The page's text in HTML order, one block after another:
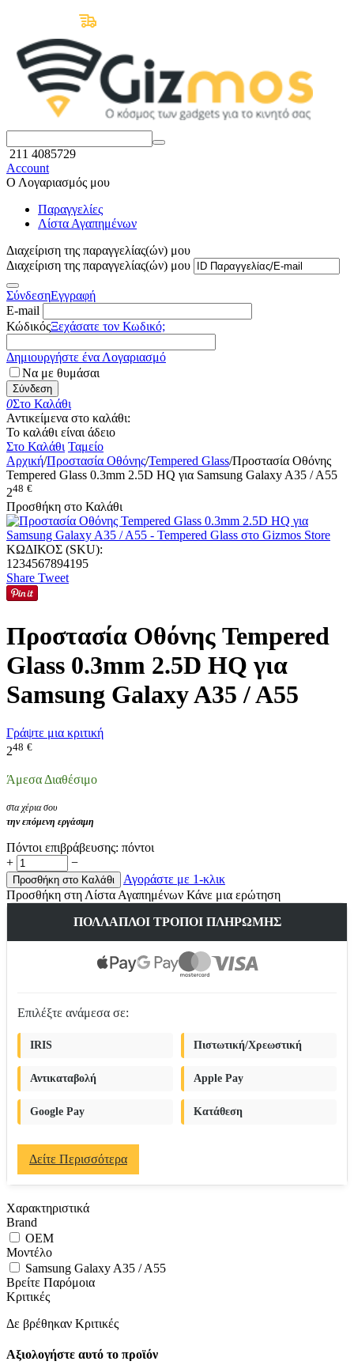
211 4085729
Account
Ο Λογαριασμός μου
Παραγγελίες
Λίστα Αγαπημένων
Διαχείριση της παραγγελίας(ών) μου
Διαχείριση της παραγγελίας(ών) μου
ΣύνδεσηΕγγραφή
E-mail
ΚώδικόςΞεχάσατε τον Κωδικό;
Δημιουργήστε ένα Λογαριασμό
Να με θυμάσαι
Σύνδεση
0Στο Καλάθι
Αντικείμενα στο καλάθι:
Το καλάθι είναι άδειο
Στο Καλάθι Ταμείο
Αρχική/Προστασία Οθόνης/Tempered Glass/Προστασία Οθόνης
Tempered Glass 0.3mm 2.5D HQ για Samsung Galaxy A35 / A55
248 €
Προσθήκη στο Καλάθι
ΚΩΔΙΚΟΣ (SKU):
1234567894195
Share Tweet
Προστασία Οθόνης Tempered
Glass 0.3mm 2.5D HQ για
Samsung Galaxy A35 / A55
Γράψτε μια κριτική
248 €
Άμεσα Διαθέσιμο
στα χέρια σου
την επόμενη εργάσιμη
Πόντοι επιβράβευσης: πόντοι
+
−
Προσθήκη στο Καλάθι
Αγοράστε με 1-κλικ
Προσθήκη στη Λίστα Αγαπημένων Κάνε μια ερώτηση
ΠΟΛΛΑΠΛΟΊ ΤΡΌΠΟΙ ΠΛΗΡΩΜΉΣ
Επιλέξτε ανάμεσα σε:
IRIS Πιστωτική/Χρεωστική
Αντικαταβολή Apple Pay
Google Pay Κατάθεση
Δείτε Περισσότερα
Χαρακτηριστικά
Brand
OEM
Μοντέλο
Samsung Galaxy A35 / A55
Βρείτε Παρόμοια
Κριτικές
Δε βρέθηκαν Κριτικές
Αξιολογήστε αυτό το προϊόν